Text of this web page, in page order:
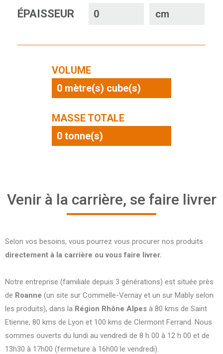
ÉPAISSEUR cm
VOLUME
0 mètre(s) cube(s)
MASSE TOTALE
0 tonne(s)
Venir à la carrière, se faire livrer
Selon vos besoins, vous pourrez vous procurer nos produits
directement à la carrière ou vous faire livrer.
Notre entreprise (familiale depuis 3 générations) est située près
de Roanne (un site sur Commelle-Vernay et un sur Mably selon
les produits), dans la Région Rhône Alpes à 80 kms de Saint
Etienne, 80 kms de Lyon et 100 kms de Clermont Ferrand. Nous
sommes ouverts du lundi au vendredi de 8 h 00 à 12 h 00 et de
13h30 à 17h00 (fermeture à 16h00 le vendredi).